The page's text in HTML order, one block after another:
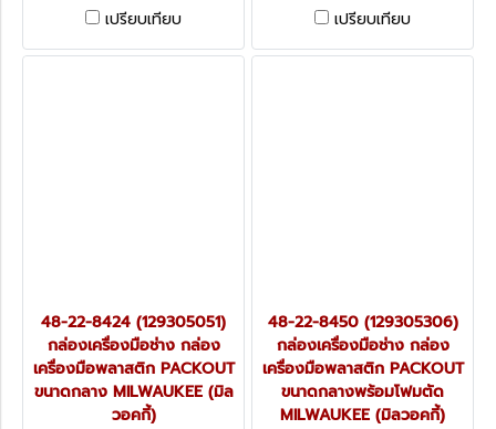
MILWAUKEE (สำหรับเครื่องดูด
ฝุ่นไร้สาย M18-FVC23L) (มิล
วอคกี้)
เปรียบเทียบ
เครื่องมือพลาสติก PACKOUT
ขนาดใหญ่ MILWAUKEE (มิล
วอคกี้)
เปรียบเทียบ
48-22-8424 (129305051)
กล่องเครื่องมือช่าง กล่อง
เครื่องมือพลาสติก PACKOUT
ขนาดกลาง MILWAUKEE (มิล
วอคกี้)
48-22-8450 (129305306)
กล่องเครื่องมือช่าง กล่อง
เครื่องมือพลาสติก PACKOUT
ขนาดกลางพร้อมโฟมตัด
MILWAUKEE (มิลวอคกี้)